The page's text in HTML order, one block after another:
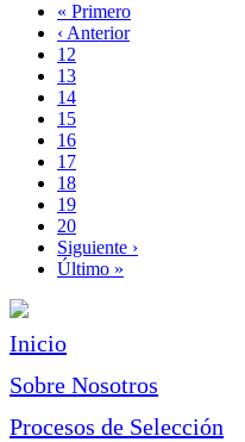
Paginación
Primera
página
« Primero
Página
anterior
‹ Anterior
Page
12
Page
13
Page
14
Page
15
Página
actual
16
Page
17
Page
18
Page
19
Page
20
Siguiente
página
Siguiente ›
Última
Último »
Inicio
Sobre Nosotros
Procesos de Selección